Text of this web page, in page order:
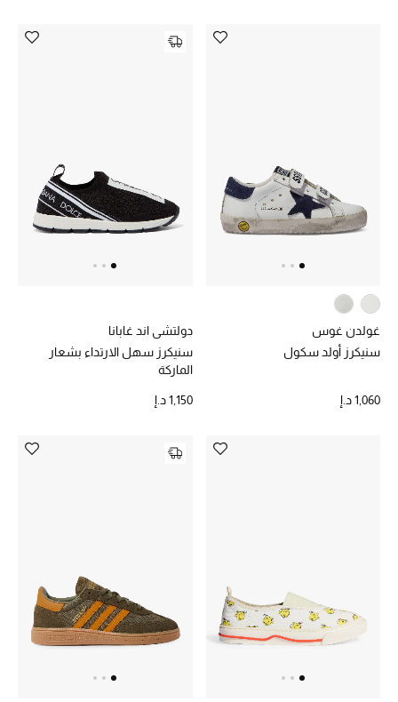
خصومات
الجديد في عالم الجمال
الأكثر مبيعاً
مستحضرات الاستحمام والعناية بالجسم
العناية بالشعر
الصحة والعافية
غولدن غوس
سنيكرز أولد سكول
1,060 د.إ
دولتشي اند غابانا
سنيكرز سهل الارتداء بشعار
الماركة
1,150 د.إ